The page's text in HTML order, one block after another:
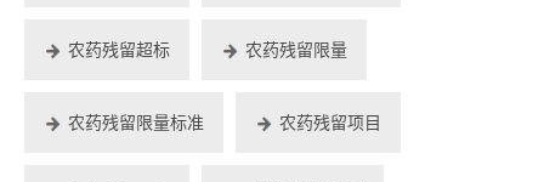
农药残留超标 农药残留限量
农药残留限量标准 农药残留项目